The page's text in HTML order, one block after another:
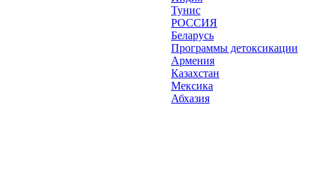
Тунис
РОССИЯ
Беларусь
Программы детоксикации
Армения
Казахстан
Мексика
Абхазия